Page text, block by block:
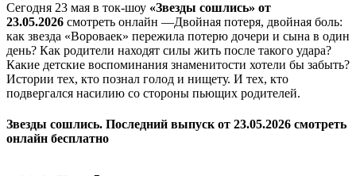
Сегодня 23 мая в ток-шоу «Звезды сошлись» от
23.05.2026 смотреть онлайн —Двойная потеря, двойная боль:
как звезда «Вороваек» пережила потерю дочери и сына в один
день? Как родители находят силы жить после такого удара?
Какие детские воспоминания знаменитости хотели бы забыть?
Истории тех, кто познал голод и нищету. И тех, кто
подвергался насилию со стороны пьющих родителей.
Звезды сошлись. Последний выпуск от 23.05.2026 смотреть
онлайн бесплатно